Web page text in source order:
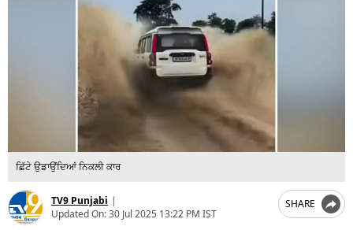
ਛਿੱਟੇ ਉਡਾਉਂਦਿਆਂ ਨਿਕਲੀ ਕਾਰ
TV9 Punjabi |
Updated On:30 Jul 2025 13:22 PM IST
SHARE